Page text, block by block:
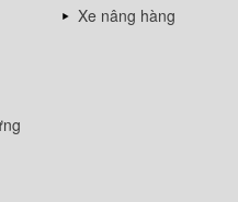
Xe nâng hàng